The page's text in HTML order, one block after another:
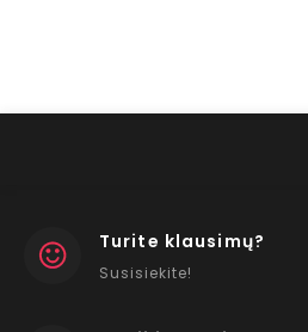
Turite klausimų?
Susisiekite!